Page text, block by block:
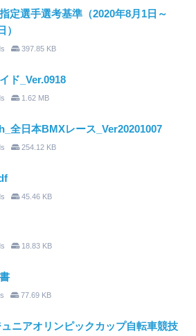
定選手選考基準（2020年8月1日～
）
397.85 KB
ド_Ver.0918
1.62 MB
全日本BMXレース_Ver20201007
254.12 KB
45.46 KB
18.83 KB
77.69 KB
ニアオリンピックカップ自転車競技